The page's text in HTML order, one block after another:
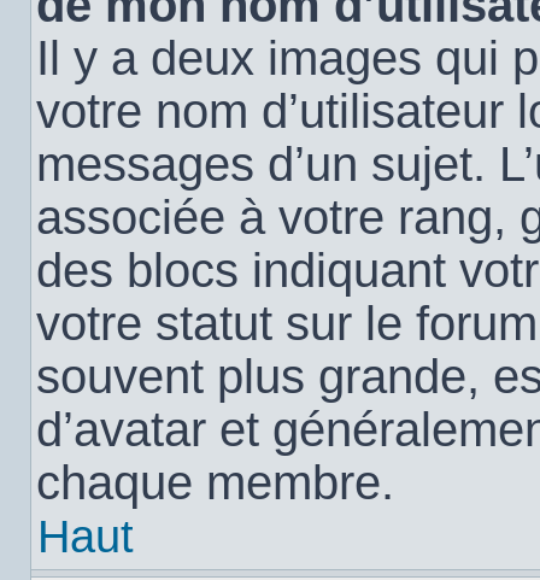
Il y a deux images qui
votre nom d’utilisateur
messages d’un sujet.
associée à votre rang,
des blocs indiquant
votre statut sur le
souvent plus grande,
d’avatar et
chaque membre.
Haut